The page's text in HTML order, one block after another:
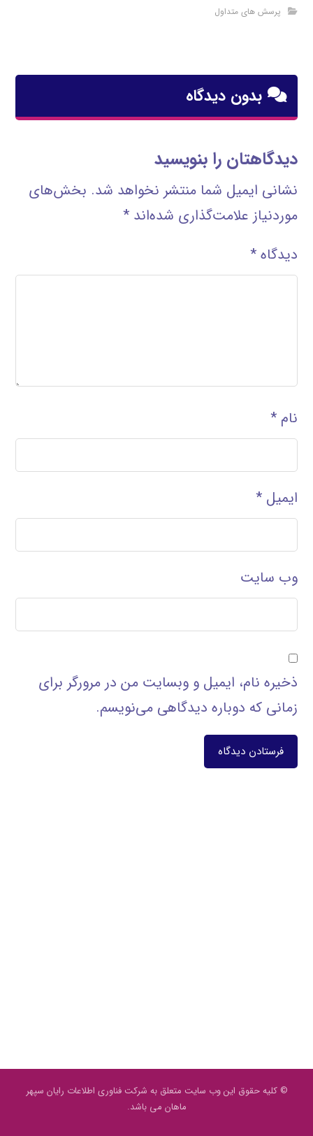
پرسش های متداول
بدون دیدگاه
دیدگاهتان را بنویسید
نشانی ایمیل شما منتشر نخواهد شد. بخش‌های
موردنیاز علامت‌گذاری شده‌اند*
دیدگاه*
نام*
ایمیل*
وب‌ سایت
ذخیره نام، ایمیل و وبسایت من در مرورگر برای
زمانی که دوباره دیدگاهی می‌نویسم.
فرستادن دیدگاه
© کلیه حقوق این وب سایت متعلق به شرکت فناوری اطلاعات رایان سپهر
ماهان می باشد.